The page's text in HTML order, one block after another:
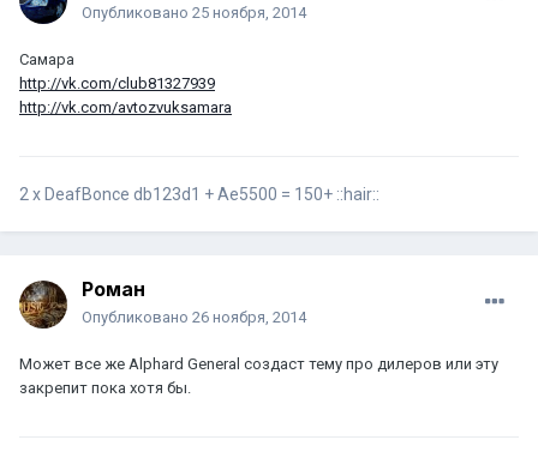
Опубликовано 25 ноября, 2014
Самара
http://vk.com/club81327939
http://vk.com/avtozvuksamara
2 х DeafBonce db123d1 + Ae5500 = 150+ ::hair::
Роман
Опубликовано 26 ноября, 2014
Может все же Alphard General создаст тему про дилеров или эту
закрепит пока хотя бы.